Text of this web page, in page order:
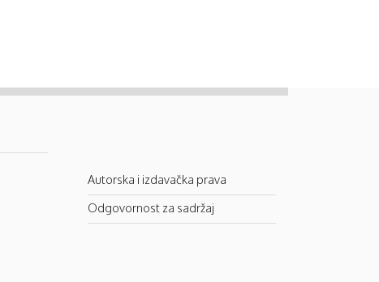
Autorska i izdavačka prava
Odgovornost za sadržaj